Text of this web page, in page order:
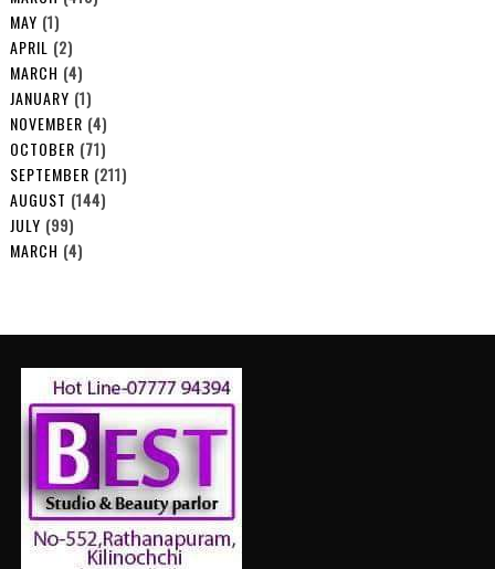
MAY (1)
APRIL (2)
MARCH (4)
JANUARY (1)
NOVEMBER (4)
OCTOBER (71)
SEPTEMBER (211)
AUGUST (144)
JULY (99)
MARCH (4)